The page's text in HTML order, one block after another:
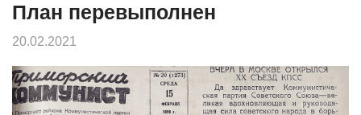
План перевыполнен
20.02.2021